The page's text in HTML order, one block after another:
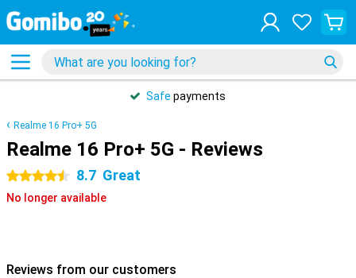
Safe payments
Realme 16 Pro+ 5G
Realme 16 Pro+ 5G - Reviews
4.5 stars 8.7 Great
No longer available
Reviews from our customers